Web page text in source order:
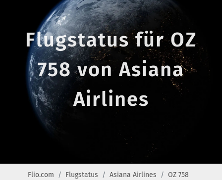
Flugstatus für OZ
758 von Asiana
Airlines
Flio.com Flugstatus Asiana Airlines OZ 758